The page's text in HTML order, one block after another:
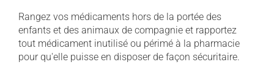
Rangez vos médicaments hors de la portée des
enfants et des animaux de compagnie et rapportez
tout médicament inutilisé ou périmé à la pharmacie
pour qu'elle puisse en disposer de façon sécuritaire.